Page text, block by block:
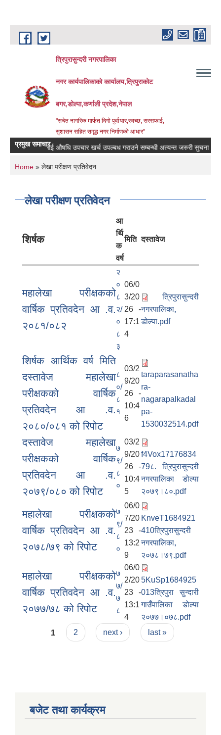
Skip to main content
त्रिपुरासुन्दरी नगरपालिका
नगर कार्यपालिकाको कार्यालय,त्रिपुराकोट
बगर,डोल्पा,कर्णाली प्रदेश,नेपाल
"सचेत नागरिक मार्फत दिगो पुर्वाधार,स्वच्छ, सरसफाई,
सुशासन सहित समृद्ध नगर निर्माणको आधार"
प्रमुख समाचार
बिरामिहरुलाई ‍‌औषधि उपचार खर्च उपल्बध गराउने सम्बन्धी अत्यन्त जरुरी सुचना ।
You are here
Home » लेखा परीक्षण प्रतिवेदन
लेखा परीक्षण प्रतिवेदन
शिर्षक
आ
र्थि
क
वर्ष
मिति दस्तावेज
महालेखा परीक्षकको
वार्षिक प्रतिवदेन आ .व.
२०८१/०८२
२
०
८
२/
०
८
३
06/0
3/20
26 -
17:1
4
त्रिपुरासुन्दरी
नगरपालिका,
डोल्पा.pdf
शिर्षक आर्थिक वर्ष मिति
दस्तावेज महालेखा
परीक्षकको वार्षिक
प्रतिवदेन आ .व.
२०८०/०८१ को रिपोट
८
०/
८
१
03/2
9/20
26 -
10:4
6
taraparasanatha
ra-
nagarapalkadal
pa-
1530032514.pdf
दस्तावेज महालेखा
परीक्षकको वार्षिक
प्रतिवदेन आ .व.
२०७९/०८० को रिपोट
७
९/
८
०
03/2
9/20
26 -
10:4
5
f4Vox17176834
79८. त्रिपुरासुन्दरी
नगरपालिका डोल्पा
२०७९।८०.pdf
महालेखा परीक्षकको
वार्षिक प्रतिवदेन आ .व.
२०७८/७९ को रिपोट
७
९/
८
०
06/0
7/20
23 -
13:2
9
KnveT1684921
410त्रिपुरासुन्दरी
नगरपालिका,
२०७८।७९.pdf
महालेखा परीक्षकको
वार्षिक प्रतिवदेन आ .व.
२०७७/७८ को रिपोट
७
७/
७
८
06/0
2/20
23 -
13:1
4
5KuSp1684925
013त्रिपुरा सुन्दारी
गाउँपालिका डोल्पा
२०७७।०७८.pdf
Pages
1 2 next › last »
बजेट तथा कार्यक्रम